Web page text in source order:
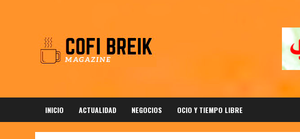
INICIO ACTUALIDAD NEGOCIOS OCIO Y TIEMPO LIBRE